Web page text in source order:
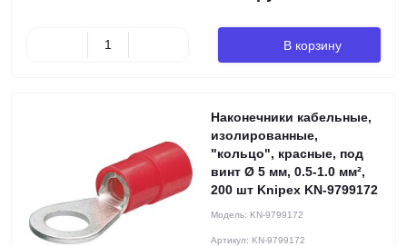
В корзину
Наконечники кабельные,
изолированные,
"кольцо", красные, под
винт Ø 5 мм, 0.5-1.0 мм²,
200 шт Knipex KN-9799172
Модель: KN-9799172
Артикул: KN-9799172